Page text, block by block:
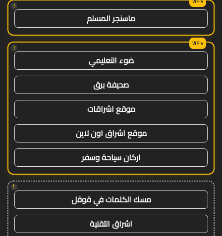
!
ماسنجر المسلم
!
ضوء التعليمي
صحيفة برق
موقع اشراقات
موقع اشراق اون لاين
اركان سياحة وسفر
!
مسك الكلمات في قوقل
اشراق التقنية